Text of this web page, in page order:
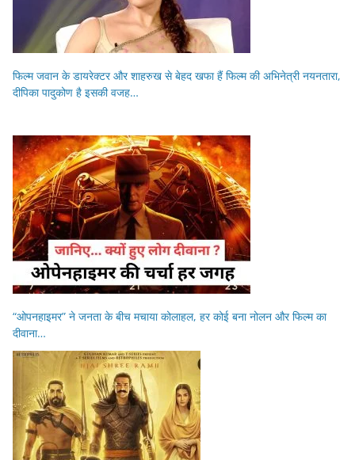
फिल्म जवान के डायरेक्टर और शाहरुख से बेहद खफा हैं फिल्म की अभिनेत्री नयनतारा,
दीपिका पादुकोण है इसकी वजह…
“ओपनहाइमर” ने जनता के बीच मचाया कोलाहल, हर कोई बना नोलन और फिल्म का
दीवाना…